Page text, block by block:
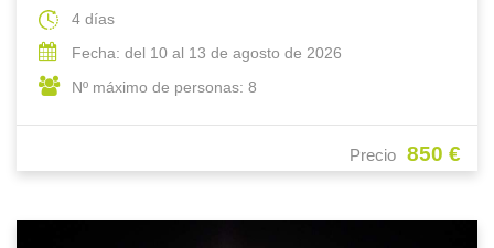
Precio 850 €
4 días
Fecha: del 10 al 13 de agosto de 2026
Nº máximo de personas: 8